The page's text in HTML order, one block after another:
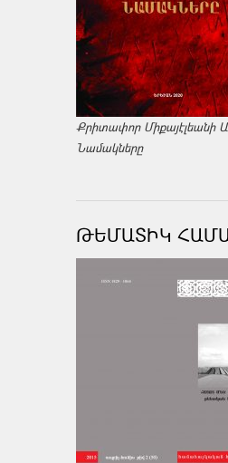
Քրիտափոր Միքայէլեանի
Նամակները
ԹԵՄԱՏԻԿ